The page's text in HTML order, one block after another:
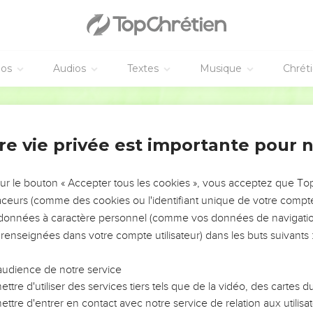
Audios Textes Musique
de la ville, hommes et femmes, jeunes et vieux. Ils
à Rahab
qui avaient exploré la région de Jéricho : « Allez dans la
avec toute sa famille, comme vous le lui avez juré. »
Rahab, ses parents, ses frères et sœurs et tous les
en sûreté à l’extérieur du camp israélite.
la ville et tout ce qu’elle contenait, à l’exception de
plaça dans le trésor du sanctuaire du Seigneur.
à Rahab, la prostituée, ainsi qu’à tous les membres de sa
d’explorer Jéricho. Elle habita au milieu des Israélites, et
prononça cet avertissement solennel au sujet de Jéricho : «
de reconstruire cette ville. Il en creusera les fondations
prix de son fils cadet. »
vie privée est importante pour
le bouton « Accepter tous les cookies », vous acceptez que
(comme des cookies ou l'identifiant unique de votre
à caractère personnel (comme vos données de
dans votre compte utilisateur) dans les buts suivants :
de notre service
d'utiliser des services tiers tels que de la vidéo, des cartes
d'entrer en contact avec notre service de relation aux